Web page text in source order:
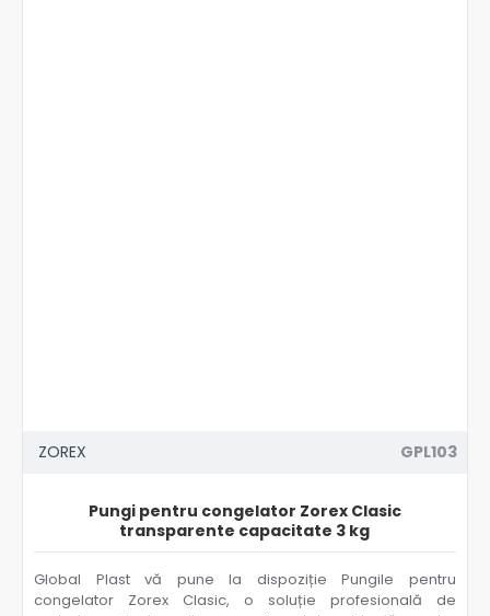
ZOREX GPL103
Pungi pentru congelator Zorex Clasic
transparente capacitate 3 kg
Global Plast vă pune la dispoziție Pungile pentru
congelator Zorex Clasic, o soluție profesională de